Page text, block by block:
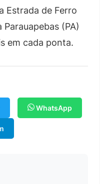
Estrada de Ferro
Parauapebas (PA)
em cada ponta.
WhatsApp